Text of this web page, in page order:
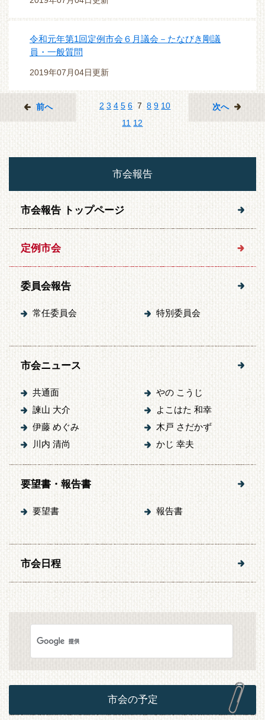
令和元年第1回定例市会６月議会－たなびき剛議
員・一般質問
2019年07月04日更新
前へ 2 3 4 5 6 7 8 9 10
11 12
次へ
市会報告
市会報告 トップページ
定例市会
委員会報告
常任委員会 特別委員会
市会ニュース
共通面
やの こうじ
諫山 大介
よこはた 和幸
伊藤 めぐみ
木戸 さだかず
川内 清尚
かじ 幸夫
要望書・報告書
要望書 報告書
市会日程
市会の予定